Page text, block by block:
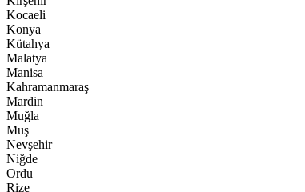
Kocaeli
Konya
Kütahya
Malatya
Manisa
Kahramanmaraş
Mardin
Muğla
Muş
Nevşehir
Niğde
Ordu
Rize